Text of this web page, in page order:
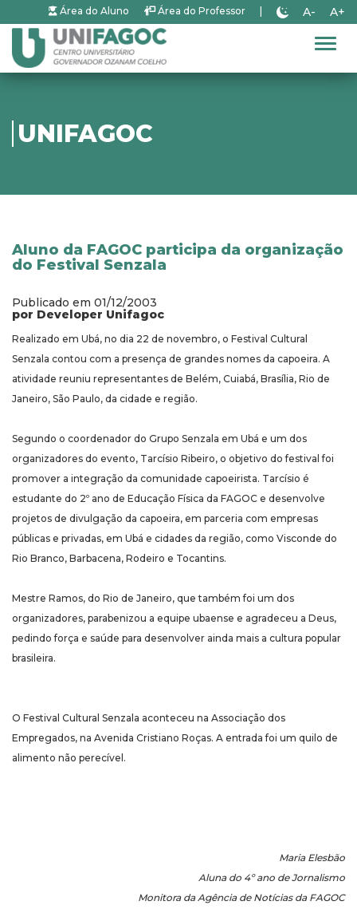
Área do Aluno Área do Professor A- A+
UNIFAGOC
Aluno da FAGOC participa da organização
do Festival Senzala
Publicado em 01/12/2003
por Developer Unifagoc
Realizado em Ubá, no dia 22 de novembro, o Festival Cultural
Senzala contou com a presença de grandes nomes da capoeira. A
atividade reuniu representantes de Belém, Cuiabá, Brasília, Rio de
Janeiro, São Paulo, da cidade e região.
Segundo o coordenador do Grupo Senzala em Ubá e um dos
organizadores do evento, Tarcísio Ribeiro, o objetivo do festival foi
promover a integração da comunidade capoeirista. Tarcísio é
estudante do 2º ano de Educação Física da FAGOC e desenvolve
projetos de divulgação da capoeira, em parceria com empresas
públicas e privadas, em Ubá e cidades da região, como Visconde do
Rio Branco, Barbacena, Rodeiro e Tocantins.
Mestre Ramos, do Rio de Janeiro, que também foi um dos
organizadores, parabenizou a equipe ubaense e agradeceu a Deus,
pedindo força e saúde para desenvolver ainda mais a cultura popular
brasileira.
O Festival Cultural Senzala aconteceu na Associação dos
Empregados, na Avenida Cristiano Roças. A entrada foi um quilo de
alimento não perecível.
Maria Elesbão
Aluna do 4º ano de Jornalismo
Monitora da Agência de Notícias da FAGOC